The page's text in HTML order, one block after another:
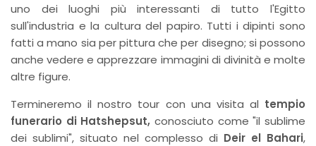
uno dei luoghi più interessanti di tutto l'Egitto
sull'industria e la cultura del papiro. Tutti i dipinti sono
fatti a mano sia per pittura che per disegno; si possono
anche vedere e apprezzare immagini di divinità e molte
altre figure.
Termineremo il nostro tour con una visita al tempio
funerario di Hatshepsut, conosciuto come "il sublime
dei sublimi", situato nel complesso di Deir el Bahari,